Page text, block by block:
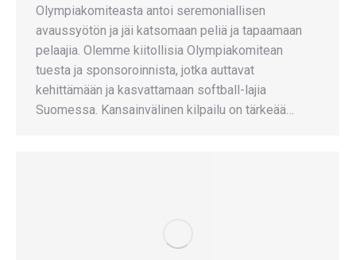
Olympiakomiteasta antoi seremoniallisen
avaussyötön ja jäi katsomaan peliä ja tapaamaan
pelaajia. Olemme kiitollisia Olympiakomitean
tuesta ja sponsoroinnista, jotka auttavat
kehittämään ja kasvattamaan softball-lajia
Suomessa. Kansainvälinen kilpailu on tärkeää…